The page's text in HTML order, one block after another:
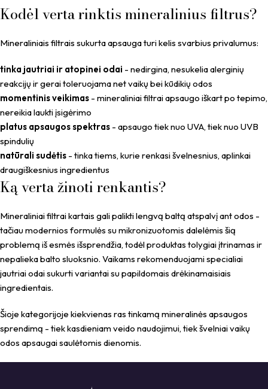
Kodėl verta rinktis mineralinius filtrus?
Mineraliniais filtrais sukurta apsauga turi kelis svarbius privalumus:
tinka jautriai ir atopinei odai - nedirgina, nesukelia alerginių
reakcijų ir gerai toleruojama net vaikų bei kūdikių odos
momentinis veikimas - mineraliniai filtrai apsaugo iškart po tepimo,
nereikia laukti įsigėrimo
platus apsaugos spektras - apsaugo tiek nuo UVA, tiek nuo UVB
spindulių
natūrali sudėtis - tinka tiems, kurie renkasi švelnesnius, aplinkai
draugiškesnius ingredientus
Ką verta žinoti renkantis?
Mineraliniai filtrai kartais gali palikti lengvą baltą atspalvį ant odos -
tačiau modernios formulės su mikronizuotomis dalelėmis šią
problemą iš esmės išsprendžia, todėl produktas tolygiai įtrinamas ir
nepalieka balto sluoksnio. Vaikams rekomenduojami specialiai
jautriai odai sukurti variantai su papildomais drėkinamaisiais
ingredientais.
Šioje kategorijoje kiekvienas ras tinkamą mineralinės apsaugos
sprendimą - tiek kasdieniam veido naudojimui, tiek švelniai vaikų
odos apsaugai saulėtomis dienomis.